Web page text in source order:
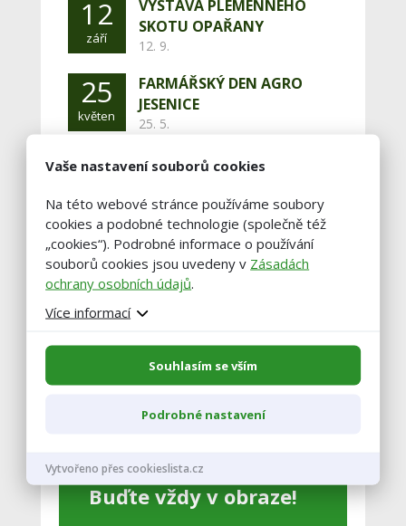
12
září
VÝSTAVA PLEMENNÉHO
SKOTU OPAŘANY
12. 9.
25
květen
FARMÁŘSKÝ DEN AGRO
JESENICE
25. 5.
Nejbližsí akce
20
srpen
ZEMĚ ŽIVITELKA
20. 8. - 25. 8.,
České Budějovice
29
LIBERECKÉHO KRAJE 2026
29. 8.,
Jilemnice
Zobrazit celý kalendář
Buďte vždy v obraze!
Vaše nastavení souborů cookies
Na této webové stránce používáme soubory
cookies a podobné technologie (společně též
„cookies“). Podrobné informace o používání
souborů cookies jsou uvedeny v Zásadách
ochrany osobních údajů.
Více informací
Souhlasím se vším
Podrobné nastavení
Vytvořeno přes cookieslista.cz